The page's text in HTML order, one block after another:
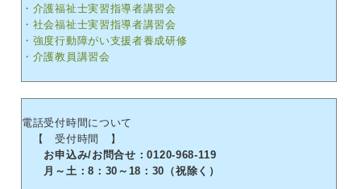
・介護福祉士実習指導者講習会
・社会福祉士実習指導者講習会
・強度行動障がい支援者養成研修
・介護教員講習会
電話受付時間について
【 受付時間 】
お申込み/お問合せ：0120-968-119
月～土：8：30～18：30（祝除く）